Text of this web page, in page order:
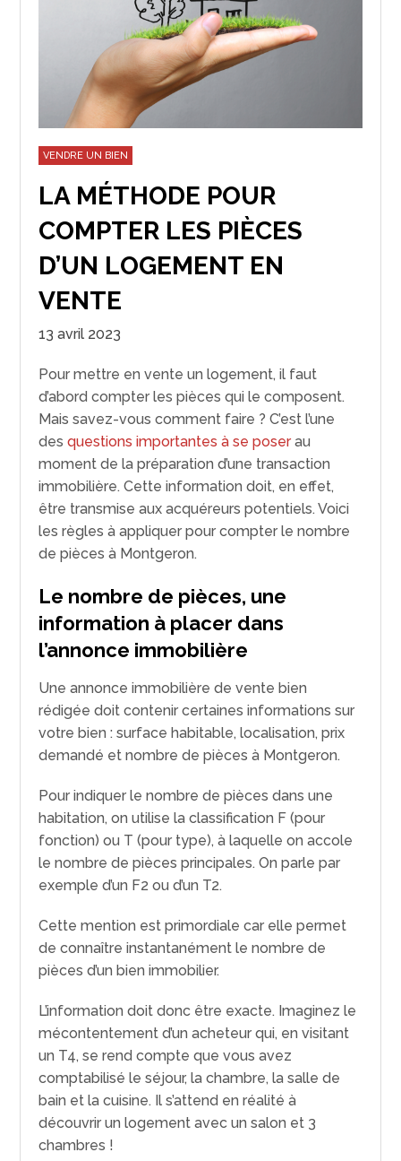
VENDRE UN BIEN
LA MÉTHODE POUR
COMPTER LES PIÈCES
D’UN LOGEMENT EN
VENTE
13 avril 2023
Pour mettre en vente un logement, il faut
d’abord compter les pièces qui le composent.
Mais savez-vous comment faire ? C’est l’une
desquestions importantes à se poserau
moment de la préparation d’une transaction
immobilière. Cette information doit, en effet,
être transmise aux acquéreurs potentiels. Voici
les règles à appliquer pour compter le nombre
de pièces à Montgeron.
Le nombre de pièces, une
information à placer dans
l’annonce immobilière
Une annonce immobilière de vente bien
rédigée doit contenir certaines informations sur
votre bien : surface habitable, localisation, prix
demandé et nombre de pièces à Montgeron.
Pour indiquer le nombre de pièces dans une
habitation, on utilise la classification F (pour
fonction) ou T (pour type), à laquelle on accole
le nombre de pièces principales. On parle par
exemple d’un F2 ou d’un T2.
Cette mention est primordiale car elle permet
de connaître instantanément le nombre de
pièces d’un bien immobilier.
L’information doit donc être exacte. Imaginez le
mécontentement d’un acheteur qui, en visitant
un T4, se rend compte que vous avez
comptabilisé le séjour, la chambre, la salle de
bain et la cuisine. Il s’attend en réalité à
découvrir un logement avec un salon et 3
chambres !